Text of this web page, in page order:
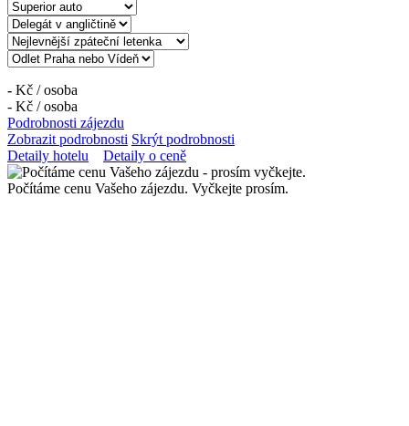
- Kč /osoba
- Kč /osoba
Podrobnosti zájezdu
Zobrazit podrobnosti Skrýt podrobnosti
Detaily hotelu
Detaily o ceně
Počítáme cenu Vašeho zájezdu. Vyčkejte prosím.